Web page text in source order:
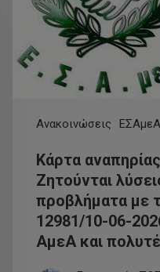
Ανακοινώσεις ΕΣΑμεΑ
Κάρτα
Ζητούνται
προβλήματα με
12981/10-06-
ΑμεΑ και